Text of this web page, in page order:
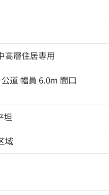
高層住居専用
道 幅員 6.0m 間口
坦
域